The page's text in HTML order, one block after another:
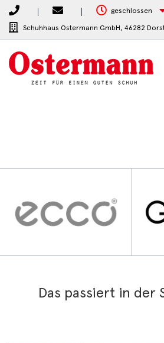
geschlossen
Schuhhaus Ostermann GmbH, 46282
Das passiert in der